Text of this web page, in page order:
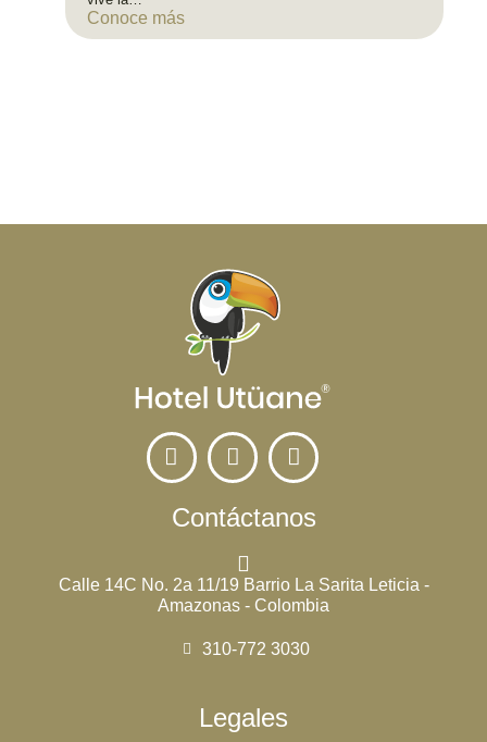
Conoce más
Contáctanos
Calle 14C No. 2a 11/19 Barrio La Sarita Leticia -
Amazonas - Colombia
310-772 3030
Legales